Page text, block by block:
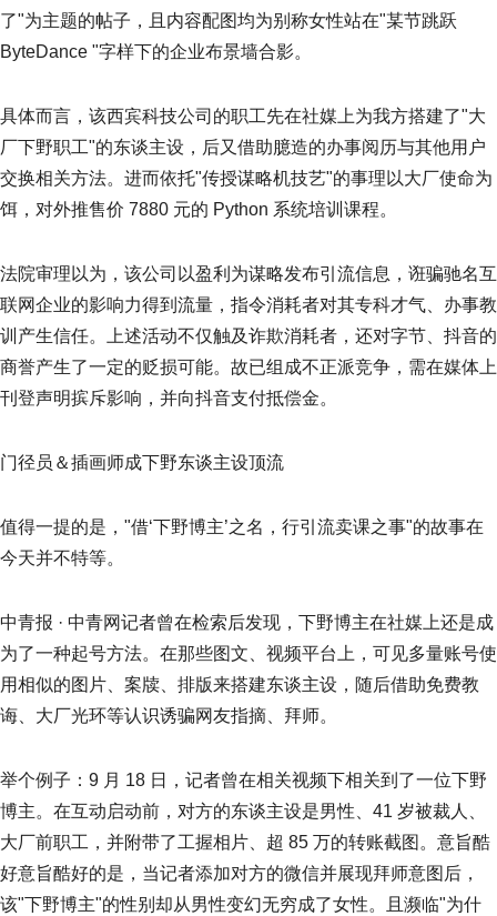
了"为主题的帖子，且内容配图均为别称女性站在"某节跳跃
ByteDance "字样下的企业布景墙合影。
具体而言，该西宾科技公司的职工先在社媒上为我方搭建了"大
厂下野职工"的东谈主设，后又借助臆造的办事阅历与其他用户
交换相关方法。进而依托"传授谋略机技艺"的事理以大厂使命为
饵，对外推售价 7880 元的 Python 系统培训课程。
法院审理以为，该公司以盈利为谋略发布引流信息，诳骗驰名互
联网企业的影响力得到流量，指令消耗者对其专科才气、办事教
训产生信任。上述活动不仅触及诈欺消耗者，还对字节、抖音的
商誉产生了一定的贬损可能。故已组成不正派竞争，需在媒体上
刊登声明摈斥影响，并向抖音支付抵偿金。
门径员＆插画师成下野东谈主设顶流
值得一提的是，"借‘下野博主’之名，行引流卖课之事"的故事在
今天并不特等。
中青报 · 中青网记者曾在检索后发现，下野博主在社媒上还是成
为了一种起号方法。在那些图文、视频平台上，可见多量账号使
用相似的图片、案牍、排版来搭建东谈主设，随后借助免费教
诲、大厂光环等认识诱骗网友指摘、拜师。
举个例子：9 月 18 日，记者曾在相关视频下相关到了一位下野
博主。在互动启动前，对方的东谈主设是男性、41 岁被裁人、
大厂前职工，并附带了工握相片、超 85 万的转账截图。意旨酷
好意旨酷好的是，当记者添加对方的微信并展现拜师意图后，
该"下野博主"的性别却从男性变幻无穷成了女性。且濒临"为什